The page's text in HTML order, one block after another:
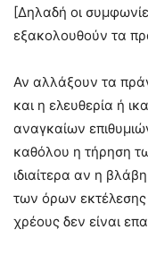
[Δηλαδή οι
εξακολουθούν τα
Αν αλλάξουν τα
και η ελευθερία ή
αναγκαίων
καθόλου η τήρηση
ιδιαίτερα αν η
των όρων
χρέους δεν είναι